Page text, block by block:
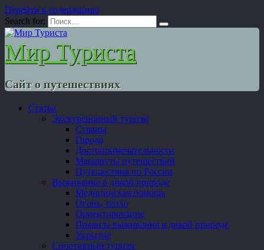
Перейти к содержанию
Search for:
Мир Туриста
Сайт о путешествиях
Статьи
Экскурсионный туризм
Страны
Города
Достопримечательности
Маршруты путешествий
Путешествия по России
Выживание в дикой природе
Медицинская помощь
Огонь, тепло
Ориентирование
Правила выживания в дикой природе
Укрытие
Спортивный туризм